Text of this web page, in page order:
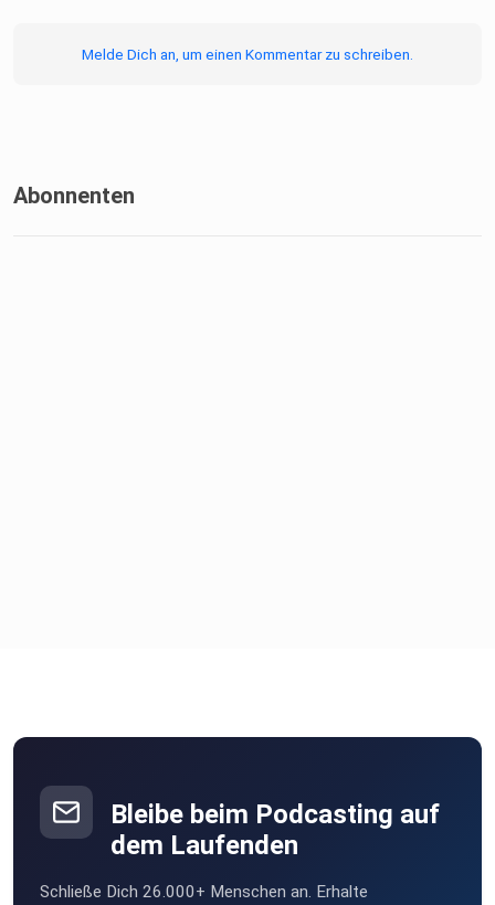
Melde Dich an, um einen Kommentar zu schreiben.
Abonnenten
Bleibe beim Podcasting auf
dem Laufenden
Schließe Dich 26.000+ Menschen an. Erhalte